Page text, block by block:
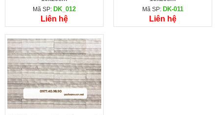
Mã SP: DK_012
Liên hệ
Mã SP: DK-011
Liên hệ